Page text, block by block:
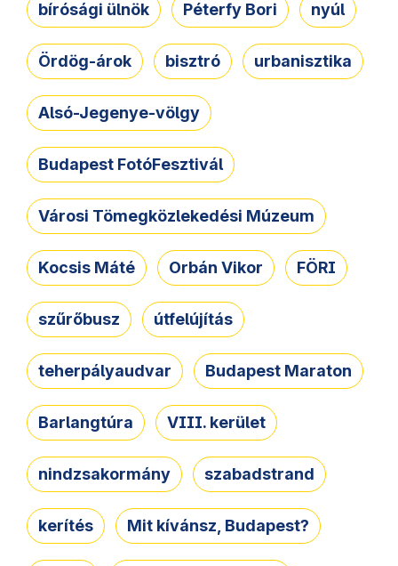
bírósági ülnök Péterfy Bori nyúl
Ördög-árok bisztró urbanisztika
Alsó-Jegenye-völgy
Budapest FotóFesztivál
Városi Tömegközlekedési Múzeum
Kocsis Máté Orbán Vikor FÖRI
szűrőbusz útfelújítás
teherpályaudvar Budapest Maraton
Barlangtúra VIII. kerület
nindzsakormány szabadstrand
kerítés Mit kívánsz, Budapest?